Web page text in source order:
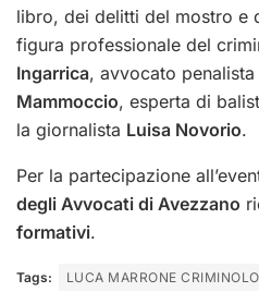
libro, dei delitti del mostro e
figura professionale del
Ingarrica, avvocato
Mammoccio, esperta di
la giornalista Luisa Novorio.
Per la partecipazione
degli Avvocati di Avezzano
formativi.
Tags:
LUCA MARRONE